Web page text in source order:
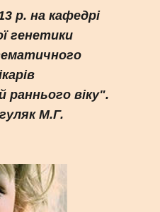
р. на кафедрі
генетики
раннього віку".
М.Г.